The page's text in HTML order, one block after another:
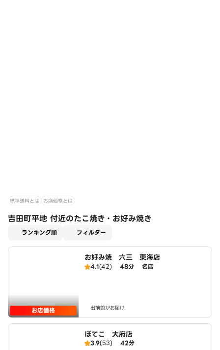
標準送料とは お店価格とは
吉田町平地 付近のたこ焼き・お好み焼き
ランキング順 フィルター
お店価格
お好み焼 六三 東海店
4.1(42) 48分 名店
出前館がお届け
ぼてこ 大府店
3.9(53) 42分